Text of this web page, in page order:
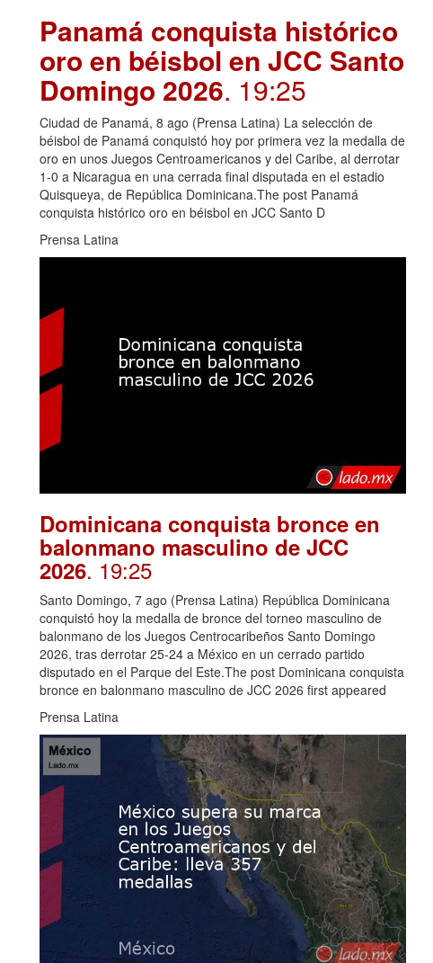
Panamá conquista histórico
oro en béisbol en JCC Santo
Domingo 2026. 19:25
Ciudad de Panamá, 8 ago (Prensa Latina) La selección de
béisbol de Panamá conquistó hoy por primera vez la medalla de
oro en unos Juegos Centroamericanos y del Caribe, al derrotar
1-0 a Nicaragua en una cerrada final disputada en el estadio
Quisqueya, de República Dominicana.The post Panamá
conquista histórico oro en béisbol en JCC Santo D
Prensa Latina
Dominicana conquista bronce en
balonmano masculino de JCC
2026. 19:25
Santo Domingo, 7 ago (Prensa Latina) República Dominicana
conquistó hoy la medalla de bronce del torneo masculino de
balonmano de los Juegos Centrocaribeños Santo Domingo
2026, tras derrotar 25-24 a México en un cerrado partido
disputado en el Parque del Este.The post Dominicana conquista
bronce en balonmano masculino de JCC 2026 first appeared
Prensa Latina